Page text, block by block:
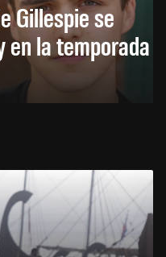
Gillespie se
en la temporada